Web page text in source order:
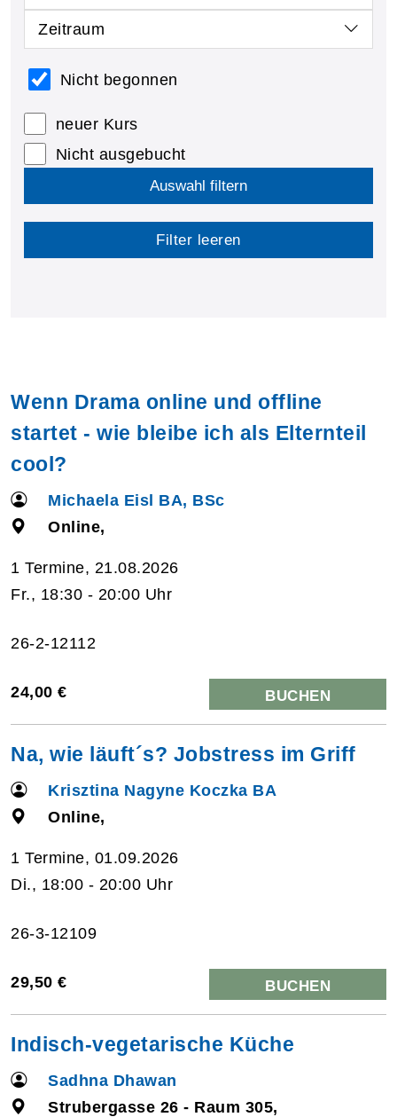
Zeitraum
Nicht begonnen
neuer Kurs
Nicht ausgebucht
Auswahl filtern
Filter leeren
Wenn Drama online und offline
startet - wie bleibe ich als Elternteil
cool?
Michaela Eisl BA, BSc
Online,
1 Termine, 21.08.2026
Fr., 18:30 - 20:00 Uhr
26-2-12112
24,00 € BUCHEN
Na, wie läuft´s? Jobstress im Griff
Krisztina Nagyne Koczka BA
Online,
1 Termine, 01.09.2026
Di., 18:00 - 20:00 Uhr
26-3-12109
29,50 € BUCHEN
Indisch-vegetarische Küche
Sadhna Dhawan
Strubergasse 26 - Raum 305,